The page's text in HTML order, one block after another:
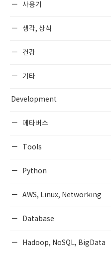
사용기
생각, 상식
건강
기타
Development
메타버스
Tools
Python
AWS, Linux, Networking
Database
Hadoop, NoSQL, BigData